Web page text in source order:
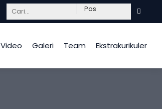
Mendidik dengan hati, InsyaAllah berkah.
Video Galeri Team Ekstrakurikuler